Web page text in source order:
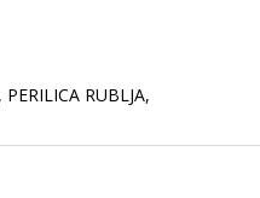
, PERILICA RUBLJA,